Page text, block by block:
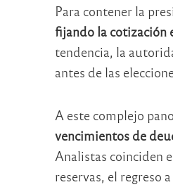
Para contener la
fijando la cotización
tendencia, la
antes de las
A este complejo
vencimientos de
Analistas coinciden
reservas, el regreso